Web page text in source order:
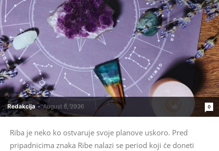
Redakcija - August 6, 2026 0
Riba je neko ko ostvaruje svoje planove uskoro. Pred
pripadnicima znaka Ribe nalazi se period koji će doneti